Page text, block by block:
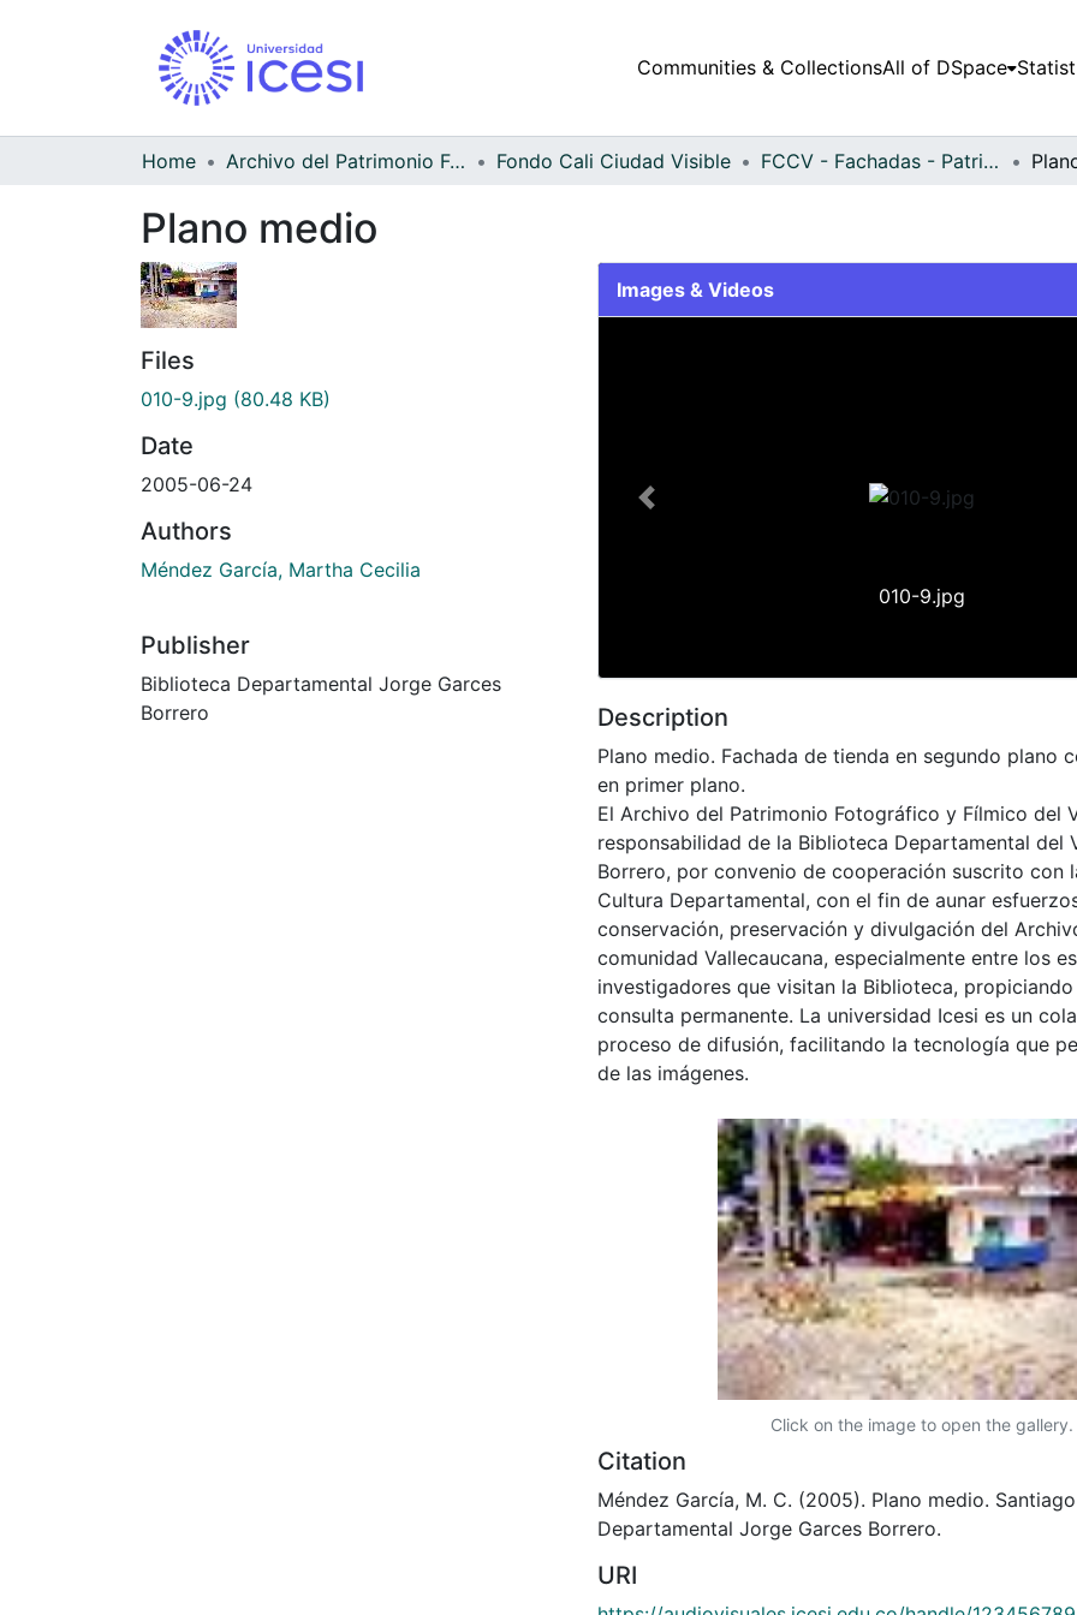
Communities & CollectionsAll of DSpace
Home Archivo del Patrimonio Fotográfico y Fílmico del Valle del Cauca Fondo Cali Ciudad Visible FCCV - Fachadas - Patrimonial
Plano medio
Files
010-9.jpg (80.48 KB)
Date
2005-06-24
Authors
Méndez García, Martha Cecilia
Publisher
Biblioteca Departamental Jorge Garces
Borrero
Images & Videos
010-9.jpg
Previous
Description
Plano medio. Fachada de tienda en segundo plano
en primer plano.
El Archivo del Patrimonio Fotográfico y Fílmico del
responsabilidad de la Biblioteca Departamental del
Borrero, por convenio de cooperación suscrito con
Cultura Departamental, con el fin de aunar
conservación, preservación y divulgación del
comunidad Vallecaucana, especialmente entre los
investigadores que visitan la Biblioteca,
consulta permanente. La universidad Icesi es un
proceso de difusión, facilitando la tecnología que
de las imágenes.
Click on the image to open the gallery.
Citation
Méndez García, M. C. (2005). Plano medio.
Departamental Jorge Garces Borrero.
URI